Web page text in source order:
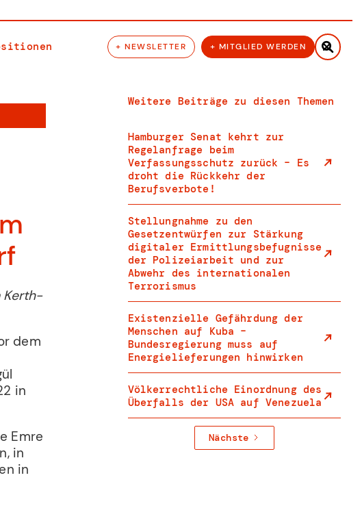
+ NEWSLETTER + MITGLIED WERDEN 
Kerth-
dem
in
Emre
in
in
Weitere Beiträge zu diesen Themen
Hamburger Senat kehrt zur
Regelanfrage beim
Verfassungsschutz zurück – Es
droht die Rückkehr der
Berufsverbote!
Stellungnahme zu den
Gesetzentwürfen zur Stärkung
digitaler Ermittlungsbefugnisse
der Polizeiarbeit und zur
Abwehr des internationalen
Terrorismus
Existenzielle Gefährdung der
Menschen auf Kuba –
Bundesregierung muss auf
Energielieferungen hinwirken
Völkerrechtliche Einordnung des
Überfalls der USA auf Venezuela
Nächste